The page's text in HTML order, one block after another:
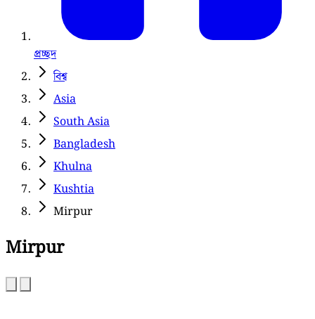
প্রচ্ছদ
বিশ্ব
Asia
South Asia
Bangladesh
Khulna
Kushtia
Mirpur
Mirpur